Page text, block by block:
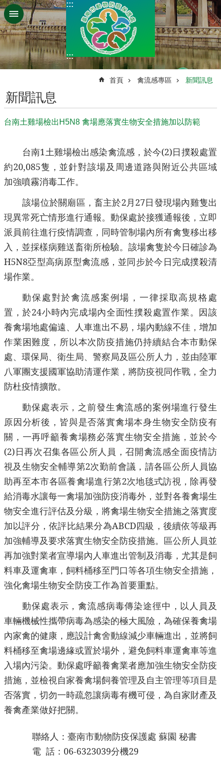
跳到主要內容區塊
:::
:::
首頁 禽流感專區 新聞訊息
新聞訊息
台南土雞場檢出H5N8 禽場應落實生物安全措施加以防範
台南1 土雞場檢出感染禽流感，於今(2)日撲殺處置
約20,085隻，並針對該場及周邊道路與附近公共區域
加強噴霧消毒工作。
該場位於關廟區，畜主於2 月 27日發現場內雞隻出
現異常死亡情形進行通報。動保處於接獲通報後，立即
派員前往進行疫情調查，同時管制場內所有禽隻移出移
入，並採樣病雞送畜衛所檢驗。該場禽隻於今日確診為
H5N8亞型高病原型禽流感，並同步於今日完成撲殺清
場作業。
動保處對於禽流感案例場，一律採取高規格處
置，於24小時內完成場內全面性撲殺處置作業。因該
養禽場地處偏遠、人車進出不易，場內動線不佳，增加
作業困難度，所以本次防疫措施仍持續結合本市動保
處、環保局、衛生局、警察局及區公所人力，並由陸軍
八軍團支援國軍協助清運作業，將防疫視同作戰，全力
防杜疫情擴散。
動保處表示，之前發生禽流感的案例場進行發生
原因分析後，皆與是否落實禽場本身生物安全防疫有
關，一再呼籲養禽場務必落實生物安全措施，並於今
(2)日再次召集各區公所人員，召開禽流感全面疫情訪
視及生物安全輔導第2次勤前會議，請各區公所人員協
助再至本市各區養禽場進行第2次地毯式訪視，除再發
給消毒水讓每一禽場加強防疫消毒外，並對各養禽場生
物安全進行評估及分級，將禽場生物安全措施之落實度
加以評分，依評比結果分為ABCD四級，後續依等級再
加強輔導及要求落實生物安全防疫措施。區公所人員並
再加強對業者宣導場內人車進出管制及消毒，尤其是飼
料車及運禽車，飼料桶移至門口等各項生物安全措施，
強化禽場生物安全防疫工作為首要重點。
動保處表示，禽流感病毒傳染途徑中，以人員及
車輛機械性攜帶病毒為感染的極大風險，為確保養禽場
內家禽的健康，應設計禽舍動線減少車輛進出，並將飼
料桶移至禽場邊緣或置於場外，避免飼料車運禽車等進
入場內污染。動保處呼籲養禽業者應加強生物安全防疫
措施，並檢視自家養禽場飼養管理及自主管理等項目是
否落實，切勿一時疏忽讓病毒有機可侵，為自家財產及
養禽產業做好把關。
聯絡人：臺南市動物防疫保護處 蘇園 秘書
電 話：06-6323039分機29